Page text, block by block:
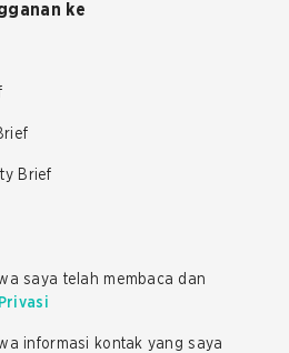
ke
Brief
saya telah membaca dan
informasi kontak yang saya